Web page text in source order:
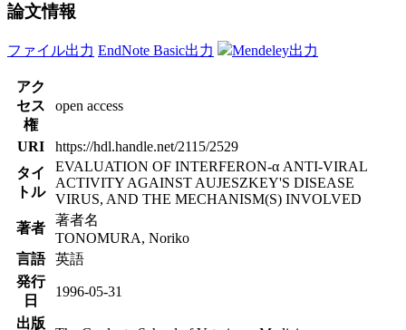
論文情報
ファイル出力 EndNote Basic出力 Mendeley出力
アク
セス
権
open access
URI
https://hdl.handle.net/2115/2529
タイ
トル
EVALUATION OF INTERFERON-α ANTI-VIRAL
ACTIVITY AGAINST AUJESZKEY'S DISEASE
VIRUS, AND THE MECHANISM(S) INVOLVED
著者
著者名
TONOMURA, Noriko
言語
英語
発行
日
1996-05-31
出版